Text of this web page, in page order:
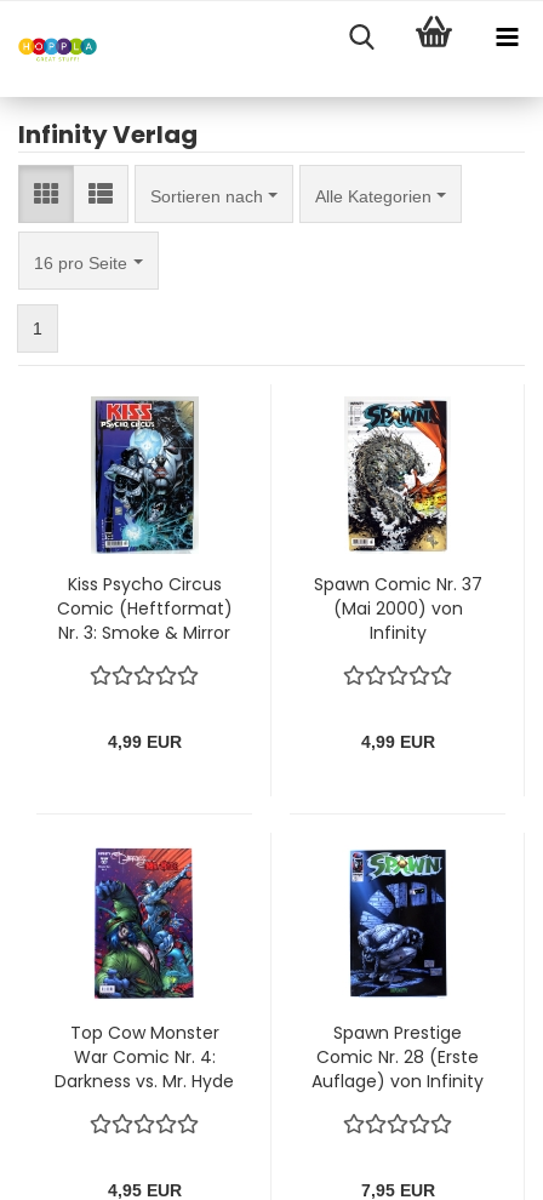
Infinity Verlag
Sortieren nach
Sortieren nach Alle Kategorien
16 pro Seite
pro Seite
1
Kiss Psycho Circus
Comic (Heftformat)
Nr. 3: Smoke & Mirror
4,99 EUR
Spawn Comic Nr. 37
(Mai 2000) von
Infinity
4,99 EUR
Top Cow Monster
War Comic Nr. 4:
Darkness vs. Mr. Hyde
4,95 EUR
Spawn Prestige
Comic Nr. 28 (Erste
Auflage) von Infinity
7,95 EUR